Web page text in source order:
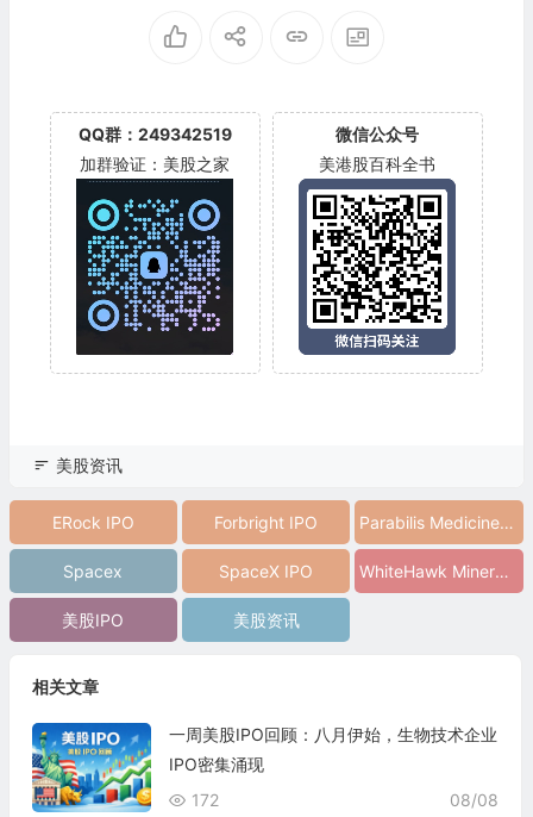
QQ群：249342519
加群验证：美股之家
微信公众号
美港股百科全书
美股资讯
ERock IPO Forbright IPO Parabilis Medicines IPO
Spacex SpaceX IPO WhiteHawk Minerals IPO
美股IPO 美股资讯
相关文章
一周美股IPO回顾：八月伊始，生物技术企业
IPO密集涌现
08/08
172